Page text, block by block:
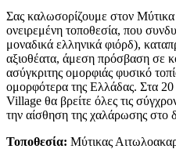
Σας καλωσορίζουμε στον Μύτικα
ονειρεμένη τοποθεσία, που
μοναδικά ελληνικά φιόρδ),
αξιοθέατα, άμεση πρόσβαση σε
ασύγκριτης ομορφιάς φυσικό
ομορφότερα της Ελλάδας. Στα
Village θα βρείτε όλες τις
την αίσθηση της χαλάρωσης στο
Τοποθεσία: Μύτικας